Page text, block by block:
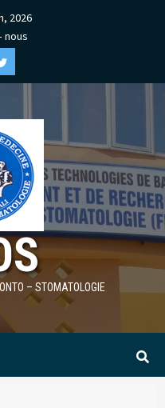
2026
nous
– STOMATOLOGIE